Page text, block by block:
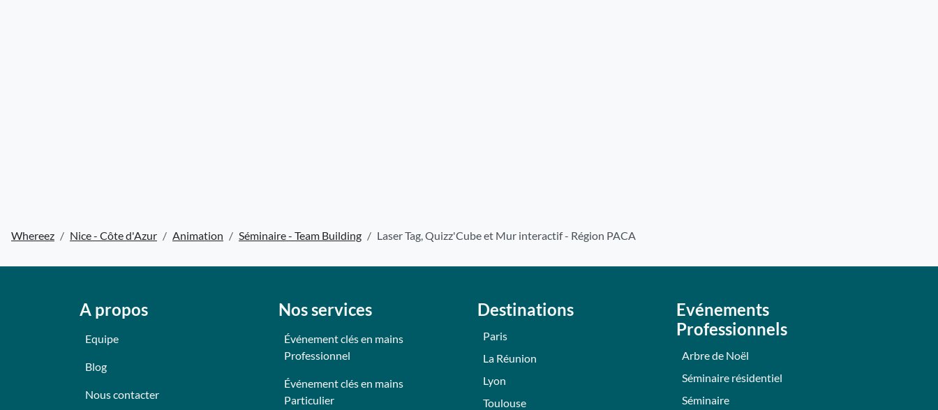
Whereez Nice - Côte d'Azur Animation Séminaire - Team Building Laser Tag, Quizz'Cube et Mur interactif - Région PACA
A propos
Equipe
Blog
Nous contacter
Nos services
Événement clés en mains
Professionnel
Événement clés en mains
Particulier
Destinations
Paris
La Réunion
Lyon
Toulouse
Evénements
Professionnels
Arbre de Noël
Séminaire résidentiel
Séminaire